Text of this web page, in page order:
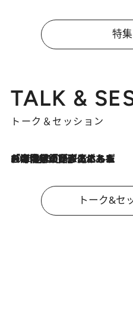
特
TALK &
トーク＆セッション
2026.8.3
「今後値上げがあるとすれば…」「リスクがあるのは今年の冬」エネルギー専門家が語る、ホルムズ海峡封鎖が家庭にもたらす“ある心配”
トーク&セ